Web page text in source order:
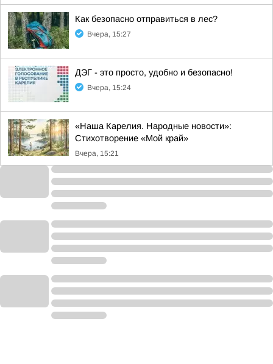
Как безопасно отправиться в лес?
Вчера, 15:27
ДЭГ - это просто, удобно и безопасно!
Вчера, 15:24
«Наша Карелия. Народные новости»:
Стихотворение «Мой край»
Вчера, 15:21